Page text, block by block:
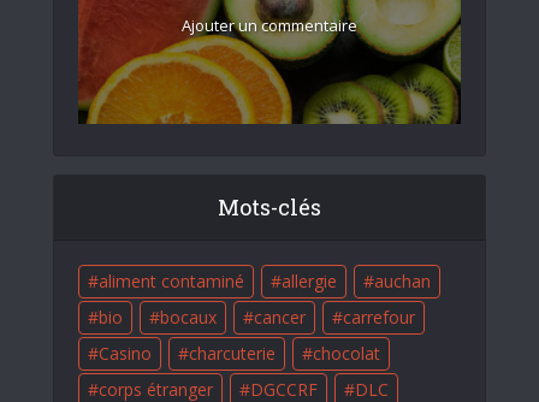
Ajouter un commentaire
Mots-clés
aliment contaminé allergie
auchan
bio
bocaux cancer
carrefour
Casino
charcuterie
chocolat
corps étranger
DGCCRF
DLC